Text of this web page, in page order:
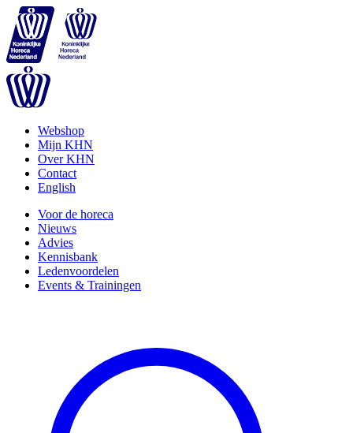
Webshop
Mijn KHN
Over KHN
Contact
English
Voor de horeca
Nieuws
Advies
Kennisbank
Ledenvoordelen
Events & Trainingen